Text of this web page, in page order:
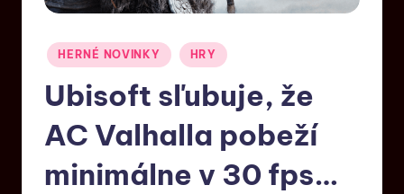
HERNÉ NOVINKY HRY
Ubisoft sľubuje, že
AC Valhalla pobeží
minimálne v 30 fps…